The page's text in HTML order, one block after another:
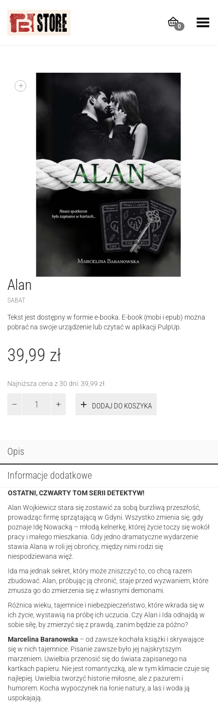
0
Toggle Menu
+
Alan
SABAT
Tekst jest dostępny w formie e-booka. E-book (mobi i epub) można
pobrać na swoje urządzenie lub czytać w aplikacji PulpUp.
39,99 zł
Najniższa cena z 30 dni: 39,99 zł
DODAJ DO KOSZYKA
Opis
Informacje dodatkowe
OSTATNI, CZWARTY TOM SERII DETEKTYW!
Alan Wojkiewicz stara się zostawić za sobą burzliwą przeszłość,
prowadząc firmę sprzątającą w Gdyni. Wszystko zmienia się, gdy
poznaje Idę Nowacką – młodą kelnerkę, której życie toczy się wokół
pracy i małego mieszkania. Gdy jedno dramatyczne wydarzenie
stawia Alana w roli jej obrońcy, między nimi rodzi się
niespodziewana więź.
Ida ma jednak sekret, który może zniszczyć to, co chcą razem
zbudować. Alan, próbując ją chronić, staje przed wyzwaniem, które
zmusza go do zmierzenia się z własnymi demonami.
Różnica wieku, tajemnice i niebezpieczeństwo, które wkrada się w
ich życie, wystawią na próbę ich uczucia. Czy Alan i Ida odnajdą w
sobie siłę, by zmierzyć się z prawdą, zanim będzie za późno?
Marcelina Baranowska – od zawsze kochała książki i skrywające
się w nich tajemnice. Pisanie zawsze było jej najskrytszym
marzeniem. Uwielbia przenosić się do świata zapisanego na
kartkach papieru. Nie jest romantyczką, ale w tym klimacie czuje się
najlepiej. Uwielbia tworzyć historie miłosne, ale z pazurem i
humorem. Kocha wypoczynek na łonie natury, a las i woda ją
uspokajają.